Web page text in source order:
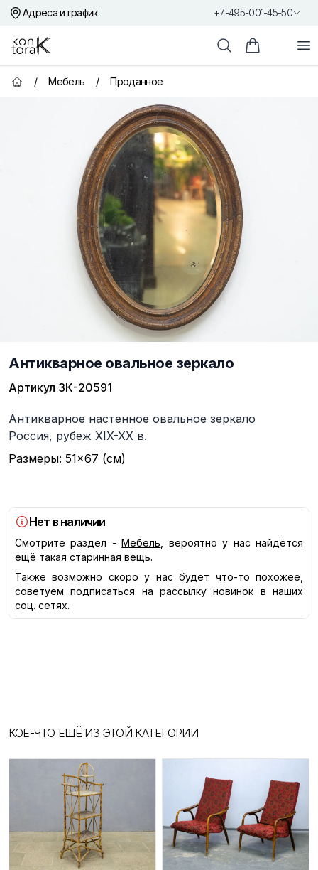
Адреса и график +7-495-001-45-50
Контора К
ПоискКорзина
Главная страница
/ Мебель / Проданное
Антикварное овальное зеркало
Артикул ЗК-20591
Описание
Антикварное настенное овальное зеркало
Россия, рубеж XIX-XX в.
Размеры: 51×67 (см)
Нет в наличии
Смотрите раздел - Мебель , вероятно у нас найдётся
ещё такая старинная вещь.
Также возможно скоро у нас будет что-то похожее,
советуем
подписаться
на рассылку новинок в наших
соц. сетях.
КОЕ-ЧТО ЕЩЁ ИЗ ЭТОЙ КАТЕГОРИИ